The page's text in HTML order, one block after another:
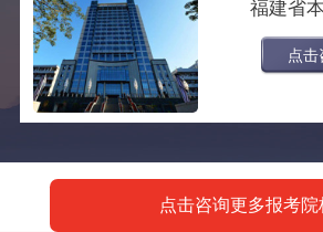
福建省
点
点击咨询更多报考院